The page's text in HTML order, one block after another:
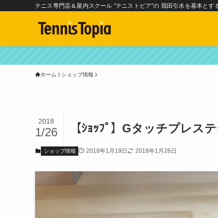
テニス専門店＆屋内スクール ”テニストピア”の 我田引水を基本とす
ホーム ショップ情報
【ｼｮｯﾌﾟ】Gタッチプレス
2018
1/26
ショップ情報 2018年1月19日 2018年1月26日